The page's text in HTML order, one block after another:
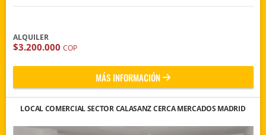
ALQUILER
$3.200.000 COP
MÁS INFORMACIÓN
LOCAL COMERCIAL SECTOR CALASANZ CERCA MERCADOS MADRID